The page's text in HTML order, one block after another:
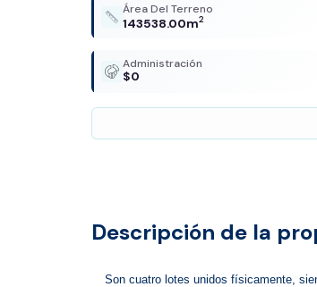
Área Del Terreno
143538.00m2
Administración
$0
Descripción de la
Son cuatro lotes unidos físicamente,